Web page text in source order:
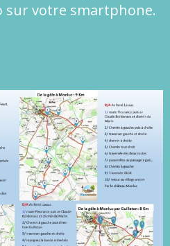
sur votre smartphone.